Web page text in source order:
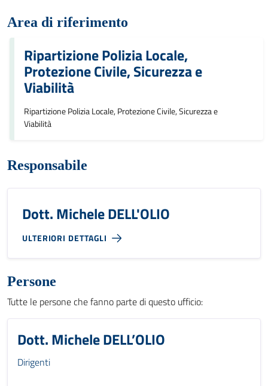
Area di riferimento
Ripartizione Polizia Locale,
Protezione Civile, Sicurezza e
Viabilità
Ripartizione Polizia Locale, Protezione Civile, Sicurezza e
Viabilità
Responsabile
Dott. Michele DELL'OLIO
ULTERIORI DETTAGLI
Persone
Tutte le persone che fanno parte di questo ufficio:
Dott. Michele DELL’OLIO
Dirigenti